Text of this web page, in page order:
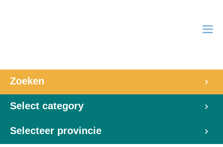
Zoeken
Select category
Selecteer provincie